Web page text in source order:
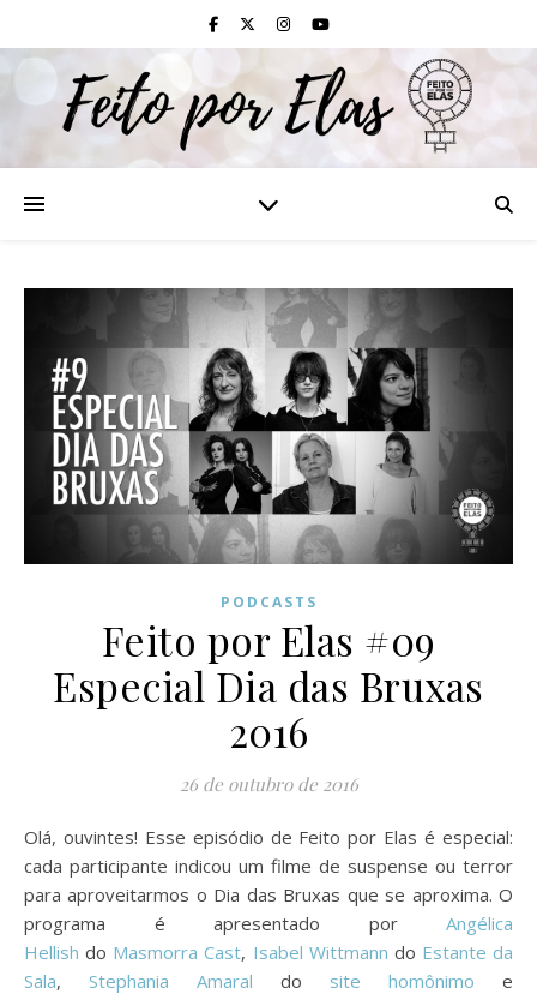
PODCASTS
Feito por Elas #09
Especial Dia das Bruxas
2016
26 de outubro de 2016
Olá, ouvintes! Esse episódio de Feito por Elas é especial:
cada participante indicou um filme de suspense ou terror
para aproveitarmos o Dia das Bruxas que se aproxima. O
programa é apresentado por Angélica
Hellish do Masmorra Cast, Isabel Wittmann do Estante da
Sala, Stephania Amaral do site homônimo e